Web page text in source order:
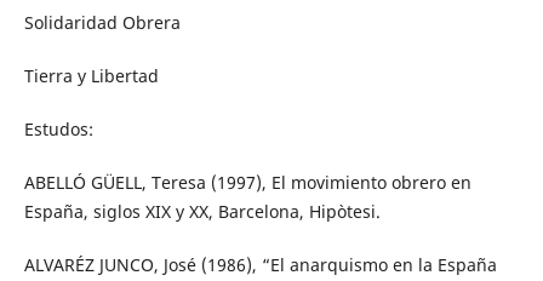
Solidaridad Obrera
Tierra y Libertad
Estudos:
ABELLÓ GÜELL, Teresa (1997), El movimiento obrero en
España, siglos XIX y XX, Barcelona, Hipòtesi.
ALVARÉZ JUNCO, José (1986), “El anarquismo en la España